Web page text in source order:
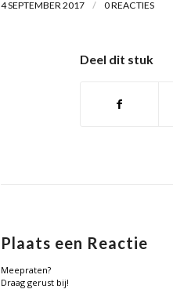
4 SEPTEMBER 2017 / 0 REACTIES
Deel dit stuk
Plaats een Reactie
Meepraten?
Draag gerust bij!